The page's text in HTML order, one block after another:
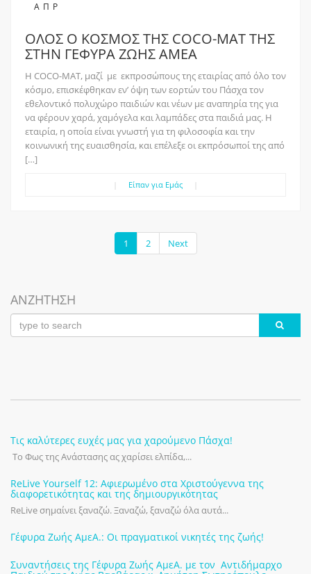
ΑΠΡ
ΟΛΟΣ Ο ΚΟΣΜΟΣ ΤΗΣ COCO-MAT ΤΗΣ
ΣΤΗΝ ΓΕΦΥΡΑ ΖΩΗΣ ΑΜΕΑ
Η COCO-MAT, μαζί με εκπροσώπους της εταιρίας από όλο τον
κόσμο, επισκέφθηκαν εν’ όψη των εορτών του Πάσχα τον
εθελοντικό πολυχώρο παιδιών και νέων με αναπηρία της για
να φέρουν χαρά, χαμόγελα και λαμπάδες στα παιδιά μας. Η
εταιρία, η οποία είναι γνωστή για τη φιλοσοφία και την
κοινωνική της ευαισθησία, και επέλεξε οι εκπρόσωποί της από
[…]
Είπαν για Εμάς
1 2 Next
ΑΝΖΗΤΗΣΗ
Τις καλύτερες ευχές μας για χαρούμενο Πάσχα!
Το Φως της Ανάστασης ας χαρίσει ελπίδα,...
ReLive Yourself 12: Αφιερωμένο στα Χριστούγεννα της
διαφορετικότητας και της δημιουργικότητας
ReLive σημαίνει ξαναζώ. Ξαναζώ, ξαναζώ όλα αυτά...
Γέφυρα Ζωής ΑμεΑ.: Οι πραγματικοί νικητές της ζωής!
Συναντήσεις της Γέφυρα Ζωής ΑμεΑ. με τον Αντιδήμαρχο